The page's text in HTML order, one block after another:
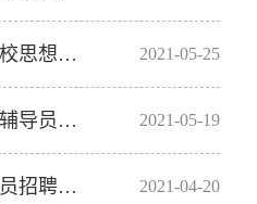
关于2021年度全国高校思想政治骨干示范培训班参培的通知 2021-05-25
关于2021年补充招聘辅导员（博士）的通知 2021-05-19
关于2021年专职辅导员招聘复试结果公示及后期安排 2021-04-20